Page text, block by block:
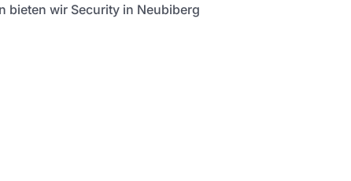
bieten wir Security in Neubiberg